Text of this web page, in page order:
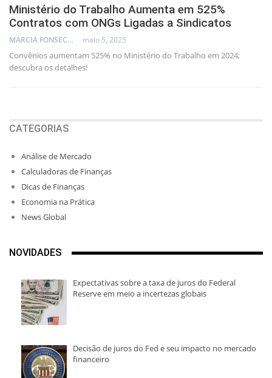
Ministério do Trabalho Aumenta em 525%
Contratos com ONGs Ligadas a Sindicatos
MARCIA FONSECA - FINANCIAL CONSULTANT maio 5, 2025
Convênios aumentam 525% no Ministério do Trabalho em 2024;
descubra os detalhes!
CATEGORIAS
Análise de Mercado
Calculadoras de Finanças
Dicas de Finanças
Economia na Prática
News Global
NOVIDADES
Expectativas sobre a taxa de juros do Federal
Reserve em meio a incertezas globais
Decisão de juros do Fed e seu impacto no mercado
financeiro